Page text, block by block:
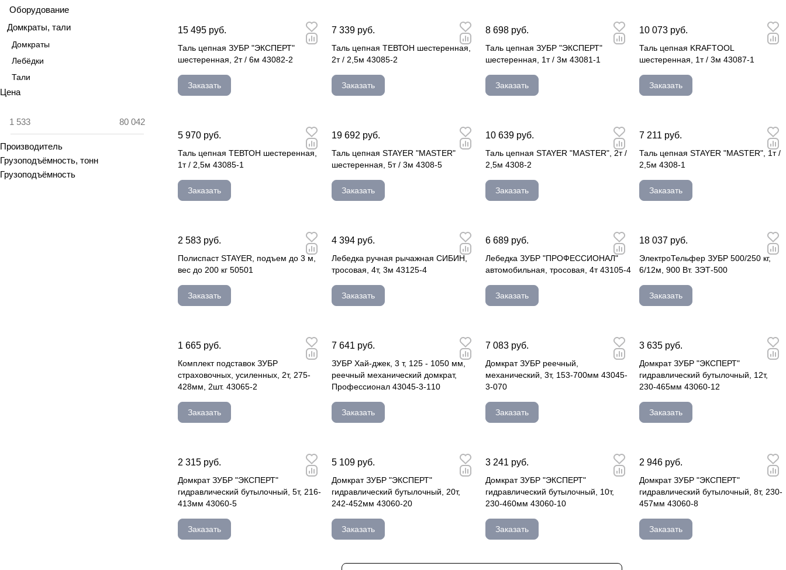
15 495 руб.
Таль цепная ЗУБР "ЭКСПЕРТ"
шестеренная, 2т / 6м 43082-2
Заказать
7 339 руб.
Таль цепная ТЕВТОН шестеренная,
2т / 2,5м 43085-2
Заказать
8 698 руб.
Таль цепная ЗУБР "ЭКСПЕРТ"
шестеренная, 1т / 3м 43081-1
Заказать
10 073 руб.
Таль цепная KRAFTOOL
шестеренная, 1т / 3м 43087-1
Заказать
5 970 руб.
Таль цепная ТЕВТОН шестеренная,
1т / 2,5м 43085-1
Заказать
19 692 руб.
Таль цепная STAYER "MASTER"
шестеренная, 5т / 3м 4308-5
Заказать
10 639 руб.
Таль цепная STAYER "MASTER", 2т /
2,5м 4308-2
Заказать
7 211 руб.
Таль цепная STAYER "MASTER", 1т /
2,5м 4308-1
Заказать
2 583 руб.
Полиспаст STAYER, подъем до 3 м,
вес до 200 кг 50501
Заказать
4 394 руб.
Лебедка ручная рычажная СИБИН,
тросовая, 4т, 3м 43125-4
Заказать
6 689 руб.
Лебедка ЗУБР "ПРОФЕССИОНАЛ"
автомобильная, тросовая, 4т 43105-4
Заказать
18 037 руб.
ЭлектроТельфер ЗУБР 500/250 кг,
6/12м, 900 Вт. ЗЭТ-500
Заказать
1 665 руб.
Комплект подставок ЗУБР
страховочных, усиленных, 2т, 275-
428мм, 2шт. 43065-2
Заказать
7 641 руб.
ЗУБР Хай-джек, 3 т, 125 - 1050 мм,
реечный механический домкрат,
Профессионал 43045-3-110
Заказать
7 083 руб.
Домкрат ЗУБР реечный,
механический, 3т, 153-700мм 43045-
3-070
Заказать
3 635 руб.
Домкрат ЗУБР "ЭКСПЕРТ"
гидравлический бутылочный, 12т,
230-465мм 43060-12
Заказать
2 315 руб.
Домкрат ЗУБР "ЭКСПЕРТ"
гидравлический бутылочный, 5т, 216-
413мм 43060-5
Заказать
5 109 руб.
Домкрат ЗУБР "ЭКСПЕРТ"
гидравлический бутылочный, 20т,
242-452мм 43060-20
Заказать
3 241 руб.
Домкрат ЗУБР "ЭКСПЕРТ"
гидравлический бутылочный, 10т,
230-460мм 43060-10
Заказать
2 946 руб.
Домкрат ЗУБР "ЭКСПЕРТ"
гидравлический бутылочный, 8т, 230-
457мм 43060-8
Заказать
Оборудование
Домкраты, тали
Домкраты
Лебёдки
Тали
Цена
Производитель
Грузоподъёмность, тонн
Грузоподъёмность